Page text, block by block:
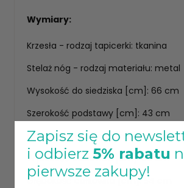
Wymiary:
Krzesła - rodzaj tapicerki: tkanina
Stelaż nóg - rodzaj materiału: metal
Wysokość do siedziska [cm]: 66 cm
Szerokość podstawy [cm]: 43 cm
Głębokość siedziska [cm]: 46 cm
Wysokość całkowita [cm]: 96 cm
Głębokość całkowita [cm]: 54 cm
Zapisz się do
i odbierz 5% rabatu
pierwsze zakupy!